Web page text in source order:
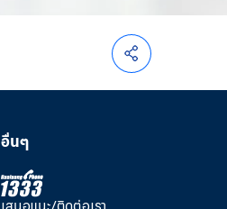
อื่นๆ